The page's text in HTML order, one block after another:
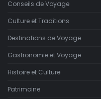
Conseils de Voyage
Culture et Traditions
Destinations de Voyage
Gastronomie et Voyage
Histoire et Culture
Patrimoine